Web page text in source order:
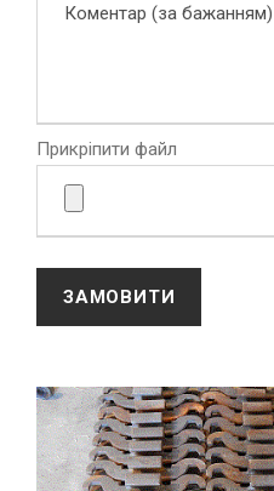
Прикріпити файл